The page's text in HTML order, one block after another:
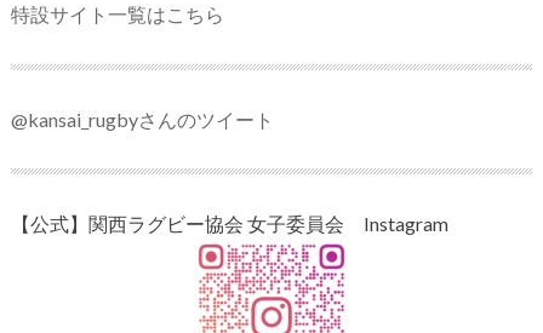
特設サイト一覧はこちら
@kansai_rugbyさんのツイート
【公式】関西ラグビー協会 女子委員会 Instagram